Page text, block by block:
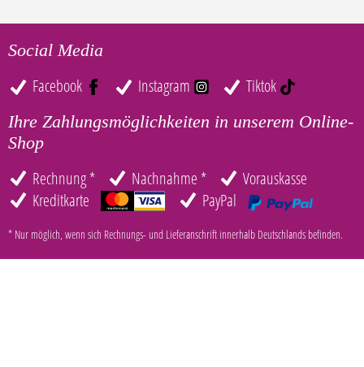
Social Media
Facebook Instagram Tiktok
Ihre Zahlungsmöglichkeiten in unserem Online-
Shop
Rechnung * Nachnahme *
Vorauskasse
Kreditkarte
PayPal
* Nur möglich, wenn sich Rechnungs- und Lieferanschrift innerhalb Deutschlands befinden.